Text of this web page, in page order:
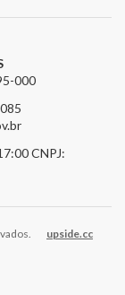
000
CNPJ:
upside.cc